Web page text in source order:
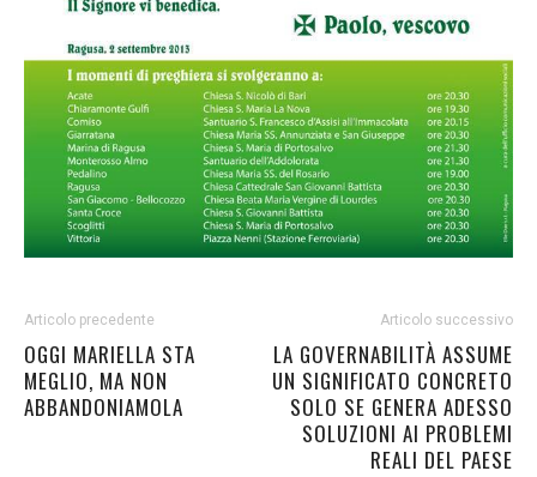
Articolo precedente
OGGI MARIELLA STA
MEGLIO, MA NON
ABBANDONIAMOLA
Articolo successivo
LA GOVERNABILITÀ ASSUME
UN SIGNIFICATO CONCRETO
SOLO SE GENERA ADESSO
SOLUZIONI AI PROBLEMI
REALI DEL PAESE